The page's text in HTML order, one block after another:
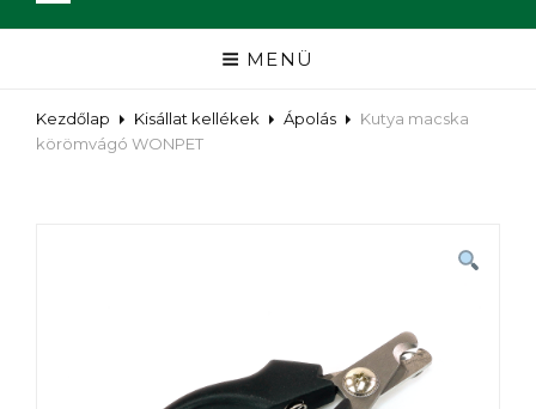
MENÜ
Kezdőlap Kisállat kellékek Ápolás
Kutya macska
körömvágó WONPET